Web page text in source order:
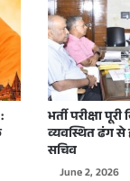
अभियान के तहत
भर्ती परीक्षा
व्यवस्थित ढंग से
सचिव
June 2, 2026